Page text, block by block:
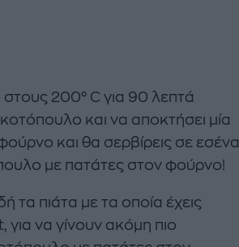
200° C για 90 λεπτά
και να αποκτήσει μία
και θα σερβίρεις σε εσένα
με πατάτες στον φούρνο!
τα πιάτα με τα οποία έχεις
για να γίνουν ακόμη πιο